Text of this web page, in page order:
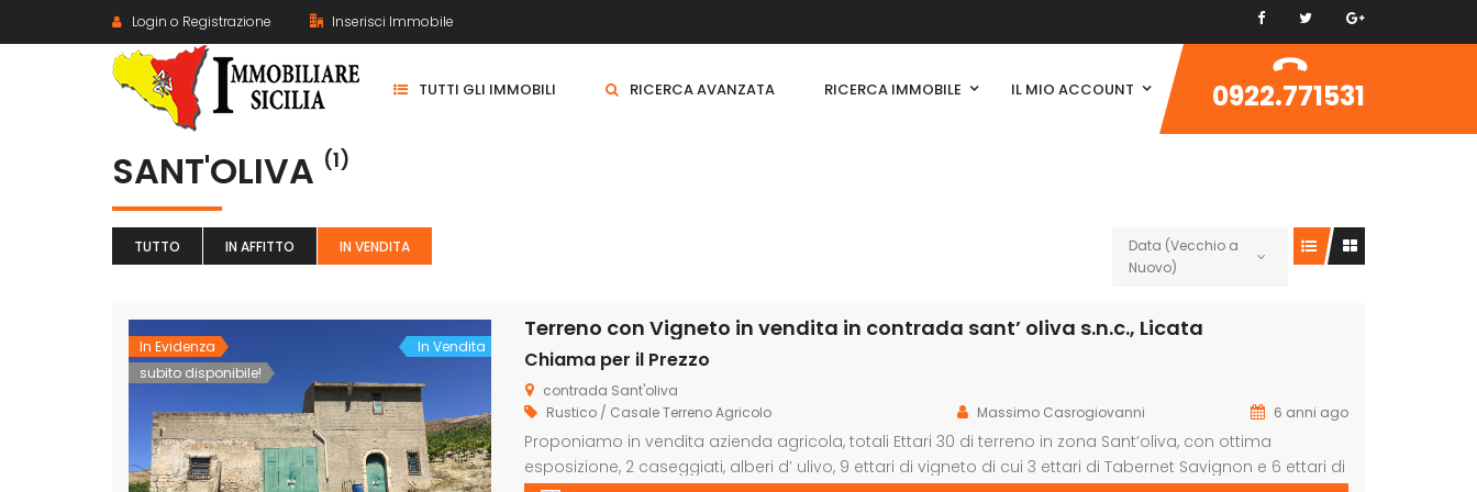
Login o Registrazione Inserisci Immobile
TUTTI GLI IMMOBILI RICERCA AVANZATA RICERCA IMMOBILE IL MIO ACCOUNT 0922.771531
SANT'OLIVA (1)
TUTTO IN AFFITTO IN VENDITA
Data (Vecchio a
Nuovo)
In Evidenza
subito disponibile!
In Vendita
Terreno con Vigneto in vendita in contrada sant’ oliva s.n.c., Licata
Chiama per il Prezzo
contrada Sant'oliva
Rustico / CasaleTerreno Agricolo Massimo Casrogiovanni 6 anni ago
Proponiamo in vendita azienda agricola, totali Ettari 30 di terreno in zona Sant’oliva, con ottima
esposizione, 2 caseggiati, alberi d’ ulivo, 9 ettari di vigneto di cui 3 ettari di Tabernet Savignon e 6 ettari di